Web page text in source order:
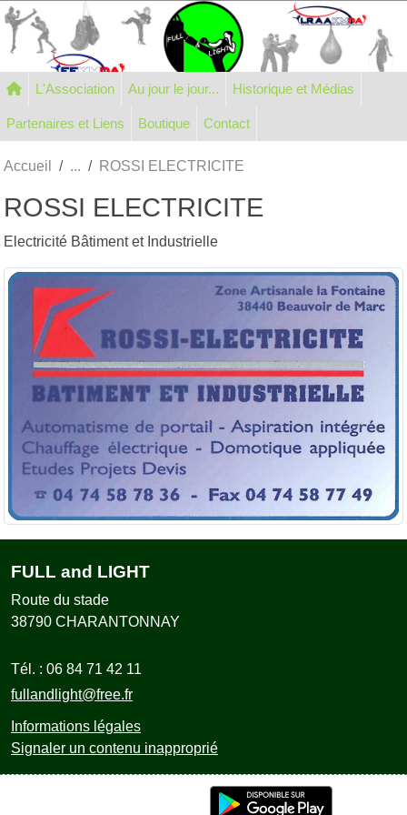
L'Association Au jour le jour... Historique et Médias
Partenaires et Liens Boutique Contact
Accueil ROSSI ELECTRICITE
ROSSI ELECTRICITE
Electricité Bâtiment et Industrielle
FULL and LIGHT
Route du stade
38790 CHARANTONNAY
Tél. : 06 84 71 42 11
fullandlight@free.fr
Informations légales
Signaler un contenu inapproprié
Panneau de gestion des cookies